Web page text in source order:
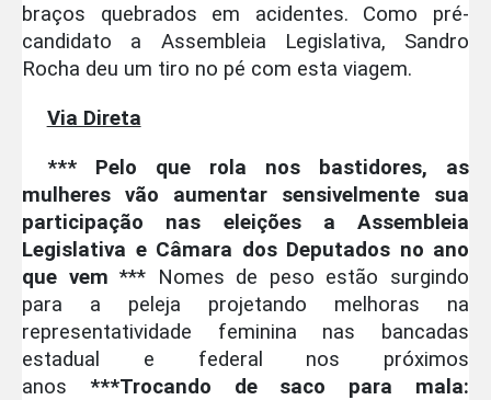
braços quebrados em acidentes. Como pré-
candidato a Assembleia Legislativa, Sandro
Rocha deu um tiro no pé com esta viagem.
Via Direta
*** Pelo que rola nos bastidores, as
mulheres vão aumentar sensivelmente sua
participação nas eleições a Assembleia
Legislativa e Câmara dos Deputados no ano
que vem*** Nomes de peso estão surgindo
para a peleja projetando melhoras na
representatividade feminina nas bancadas
estadual e federal nos próximos
anos ***Trocando de saco para mala: